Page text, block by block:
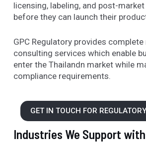
licensing, labeling, and post-
before they can launch their
GPC Regulatory provides
consulting services which enable
enter the Thailandn market while
compliance requirements.
GET IN TOUCH FOR
Industries We Support with